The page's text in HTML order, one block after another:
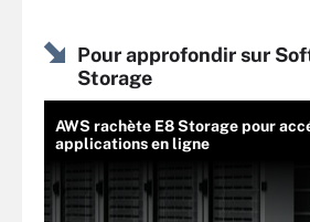
Pour approfondir sur
Storage
AWS rachète E8 Storage pour
applications en ligne